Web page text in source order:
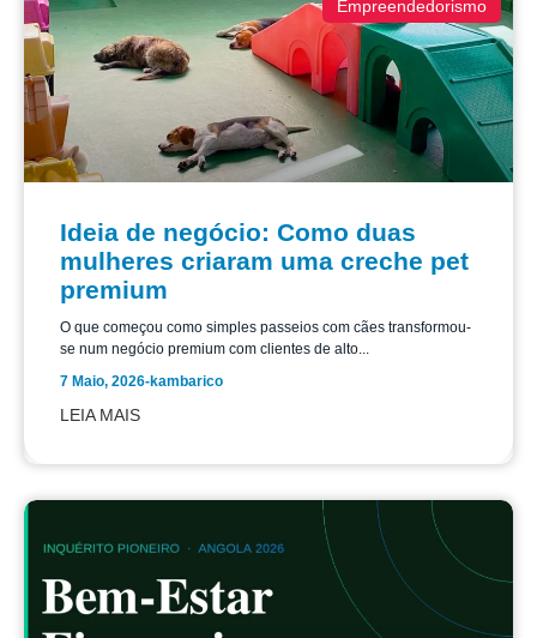
Empreendedorismo
Ideia de negócio: Como duas
mulheres criaram uma creche pet
premium
O que começou como simples passeios com cães transformou-
se num negócio premium com clientes de alto...
7 Maio, 2026-kambarico
LEIA MAIS